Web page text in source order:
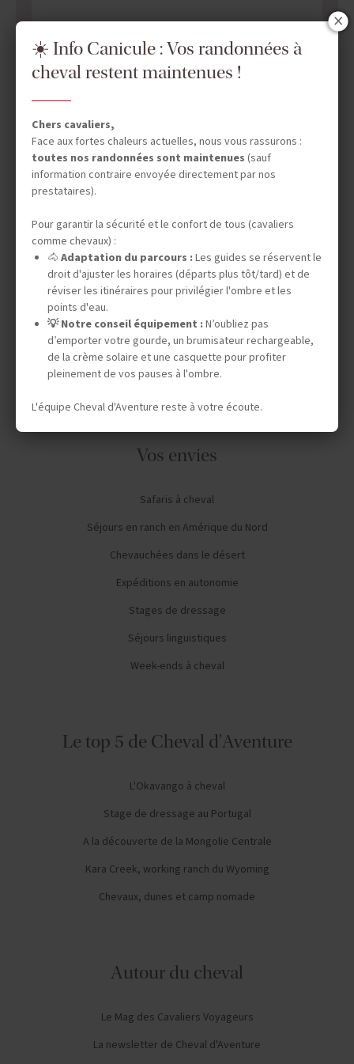
INFOS ÉQUESTRES
INFOS PRATIQUES
Vos envies
Safaris à cheval
Séjours en ranch en Amérique du Nord
Chevauchées dans le désert
Expéditions en autonomie
Stages de dressage
Séjours linguistiques
Week-ends à cheval
Le top 5 de Cheval d'Aventure
L'Okavango à cheval
Stage de dressage au Portugal
A la découverte de la Mongolie Centrale
Kara Creek, working ranch du Wyoming
Chevaux, dunes et camp nomade
Autour du cheval
Le Mag des Cavaliers Voyageurs
La newsletter de Cheval d'Aventure
☀️ Info Canicule : Vos randonnées à
cheval restent maintenues !
Chers cavaliers,
Face aux fortes chaleurs actuelles, nous vous rassurons :
toutes nos randonnées sont maintenues (sauf
information contraire envoyée directement par nos
prestataires).
Pour garantir la sécurité et le confort de tous (cavaliers
comme chevaux) :
🐴 Adaptation du parcours :Les guides se réservent le
droit d'ajuster les horaires (départs plus tôt/tard) et de
réviser les itinéraires pour privilégier l'ombre et les
points d'eau.
💡 Notre conseil équipement :N’oubliez pas
d’emporter votre gourde, un brumisateur rechargeable,
de la crème solaire et une casquette pour profiter
pleinement de vos pauses à l'ombre.
L'équipe Cheval d'Aventure reste à votre écoute.